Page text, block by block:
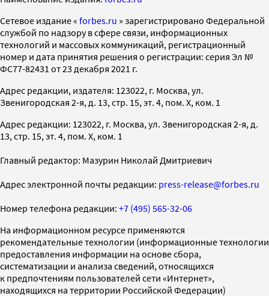
Cетевое издание « forbes.ru » зарегистрировано Федеральной
службой по надзору в сфере связи, информационных
технологий и массовых коммуникаций, регистрационный
номер и дата принятия решения о регистрации: серия Эл №
ФС77-82431 от 23 декабря 2021 г.
Адрес редакции, издателя: 123022, г. Москва, ул.
Звенигородская 2-я, д. 13, стр. 15, эт. 4, пом. X, ком. 1
Адрес редакции: 123022, г. Москва, ул. Звенигородская 2-я, д.
13, стр. 15, эт. 4, пом. X, ком. 1
Главный редактор: Мазурин Николай Дмитриевич
Адрес электронной почты редакции: press-release@forbes.ru
Номер телефона редакции: +7 (495) 565-32-06
На информационном ресурсе применяются
рекомендательные технологии (информационные технологии
предоставления информации на основе сбора,
систематизации и анализа сведений, относящихся
к предпочтениям пользователей сети «Интернет»,
находящихся на территории Российской Федерации)